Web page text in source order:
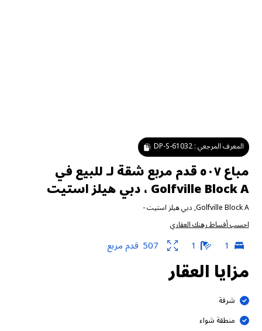
المعرف المرجعي :DP-S-61032
مباع ٥٠٧ قدم مربع شقة لـ للبيع في
Golfville Block A ، دبي هيلز استيت
Golfville Block A
,دبي هيلز استيت-
احسب أقساط رهنك العقاري
1
1
507 قدم مربع
مزايا العقار
شرفة
منطقة شواء